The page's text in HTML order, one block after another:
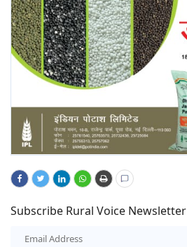
Subscribe Rural Voice Newsletter